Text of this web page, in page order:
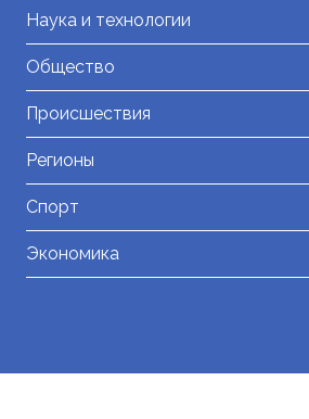
Наука и технологии
Общество
Происшествия
Регионы
Спорт
Экономика